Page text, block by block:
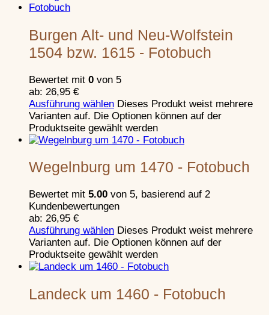
Ringmauer
Schildmauer
Hoher Mantel (Mantelmauer)
Bergfried
Burggraben
Brunnen und Zisternen
Palas
Aborterker und Abortturm
Kampf um Burgen
Burgenkampf im Hochmittelalter
Vorbemerkungen zum Burgenkampf
Ausgangspunkt: Die Fehde
Ablauf einer Belagerung
Vorkehrungen in der Burg
Schließen
Burgen Alt- und Neu-Wolfstein
1504 bzw. 1615 - Fotobuch
Bewertet mit 0 von 5
ab: 26,95 €
Ausführung wählen Dieses Produkt weist mehrere
Varianten auf. Die Optionen können auf der
Produktseite gewählt werden
Wegelnburg um 1470 - Fotobuch
Bewertet mit 5.00 von 5, basierend auf 2
Kundenbewertungen
ab: 26,95 €
Ausführung wählen Dieses Produkt weist mehrere
Varianten auf. Die Optionen können auf der
Produktseite gewählt werden
Landeck um 1460 - Fotobuch